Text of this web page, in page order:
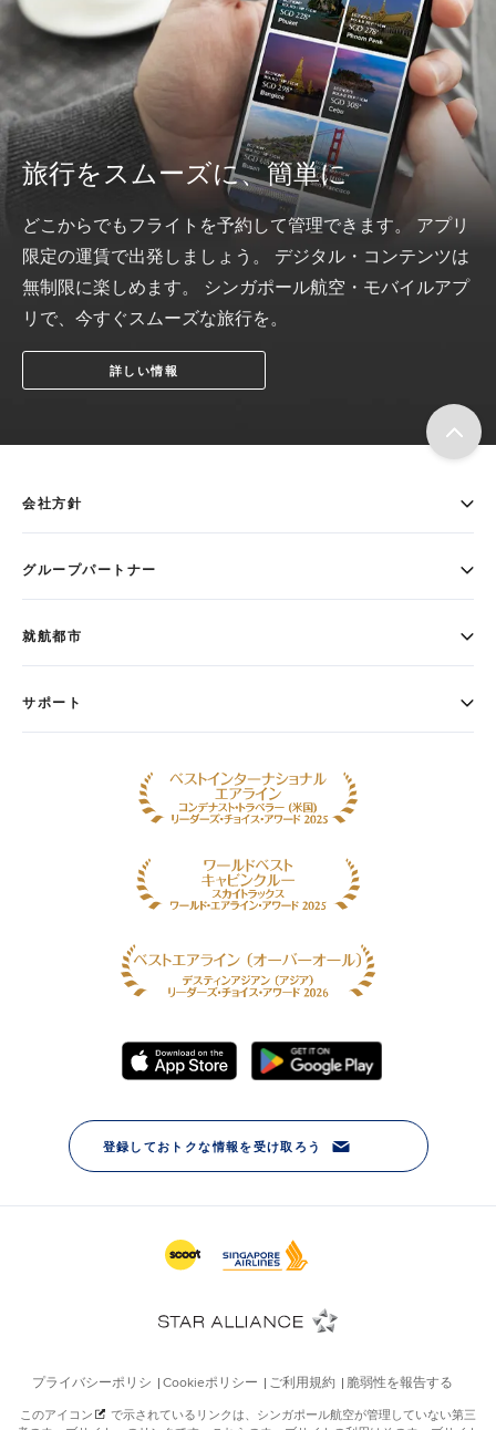
旅行をスムーズに、簡単に
どこからでもフライトを予約して管理できます。 アプリ
限定の運賃で出発しましょう。 デジタル・コンテンツは
無制限に楽しめます。 シンガポール航空・モバイルアプ
リで、今すぐスムーズな旅行を。
詳しい情報